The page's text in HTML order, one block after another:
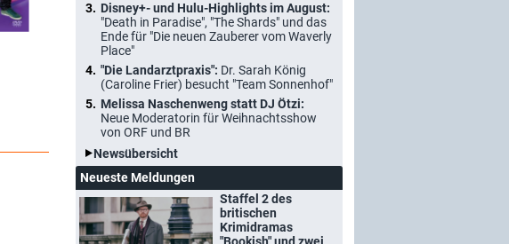
Disney+- und Hulu-Highlights im August:
"Death in Paradise", "The Shards" und das
Ende für "Die neuen Zauberer vom Waverly
Place"
"Die Landarztpraxis": Dr. Sarah König
(Caroline Frier) besucht "Team Sonnenhof"
Melissa Naschenweng statt DJ Ötzi:
Neue Moderatorin für Weihnachtsshow
von ORF und BR
Newsübersicht
Neueste Meldungen
Staffel 2 des
britischen
Krimidramas